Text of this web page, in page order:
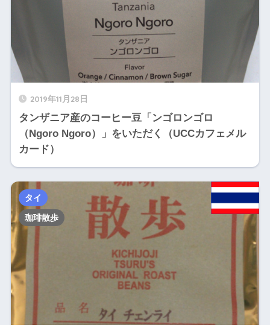
2019年11月28日
タンザニア産のコーヒー豆「ンゴロンゴロ
（Ngoro Ngoro）」をいただく（UCCカフェメル
カード）
タイ
珈琲散歩